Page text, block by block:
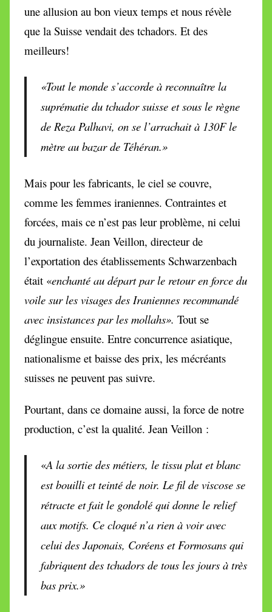
une allusion au bon vieux temps et nous révèle
que la Suisse vendait des tchadors. Et des
meilleurs!
«Tout le monde s’accorde à reconnaître la
suprématie du tchador suisse et sous le règne
de Reza Palhavi, on se l’arrachait à 130F le
mètre au bazar de Téhéran.»
Mais pour les fabricants, le ciel se couvre,
comme les femmes iraniennes. Contraintes et
forcées, mais ce n’est pas leur problème, ni celui
du journaliste. Jean Veillon, directeur de
l’exportation des établissements Schwarzenbach
était «enchanté au départ par le retour en force du
voile sur les visages des Iraniennes recommandé
avec insistances par les mollahs». Tout se
déglingue ensuite. Entre concurrence asiatique,
nationalisme et baisse des prix, les mécréants
suisses ne peuvent pas suivre.
Pourtant, dans ce domaine aussi, la force de notre
production, c’est la qualité. Jean Veillon :
«A la sortie des métiers, le tissu plat et blanc
est bouilli et teinté de noir. Le fil de viscose se
rétracte et fait le gondolé qui donne le relief
aux motifs. Ce cloqué n’a rien à voir avec
celui des Japonais, Coréens et Formosans qui
fabriquent des tchadors de tous les jours à très
bas prix.»